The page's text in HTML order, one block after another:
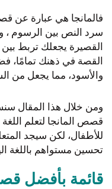
فالمانجا هي عبارة عن
سرد النص بين الرسوم ،
القصيرة يجعلك تربط
القصة في ذهنك تمامًا،
والأسود، مما يجعل من
ومن خلال هذا المقال
قصص المانجا لتعلم اللغة
للأطفال، لكن سيجد
تحسين مستواهم باللغة
قائمة بأفضل